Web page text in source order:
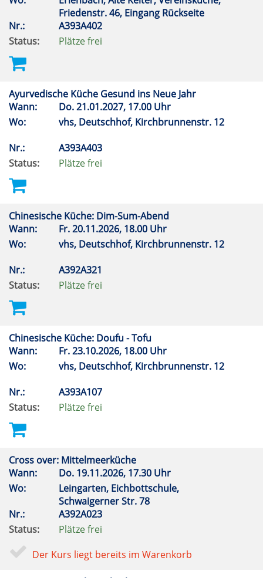
Friedenstr. 46, Eingang Rückseite
Nr.:
A393A402
Status:
Plätze frei
Ayurvedische Küche Gesund ins Neue Jahr
Wann:
Do.21.01.2027, 17.00 Uhr
Wo:
vhs, Deutschhof, Kirchbrunnenstr. 12
Nr.:
A393A403
Status:
Plätze frei
Chinesische Küche: Dim-Sum-Abend
Wann:
Fr.20.11.2026, 18.00 Uhr
Wo:
vhs, Deutschhof, Kirchbrunnenstr. 12
Nr.:
A392A321
Status:
Plätze frei
Chinesische Küche: Doufu - Tofu
Wann:
Fr.23.10.2026, 18.00 Uhr
Wo:
vhs, Deutschhof, Kirchbrunnenstr. 12
Nr.:
A393A107
Status:
Plätze frei
Cross over: Mittelmeerküche
Wann:
Do. 19.11.2026, 17.30 Uhr
Wo:
Leingarten, Eichbottschule,
Schwaigerner Str. 78
Nr.:
A392A023
Status:
Plätze frei
Der Kurs liegt bereits im Warenkorb